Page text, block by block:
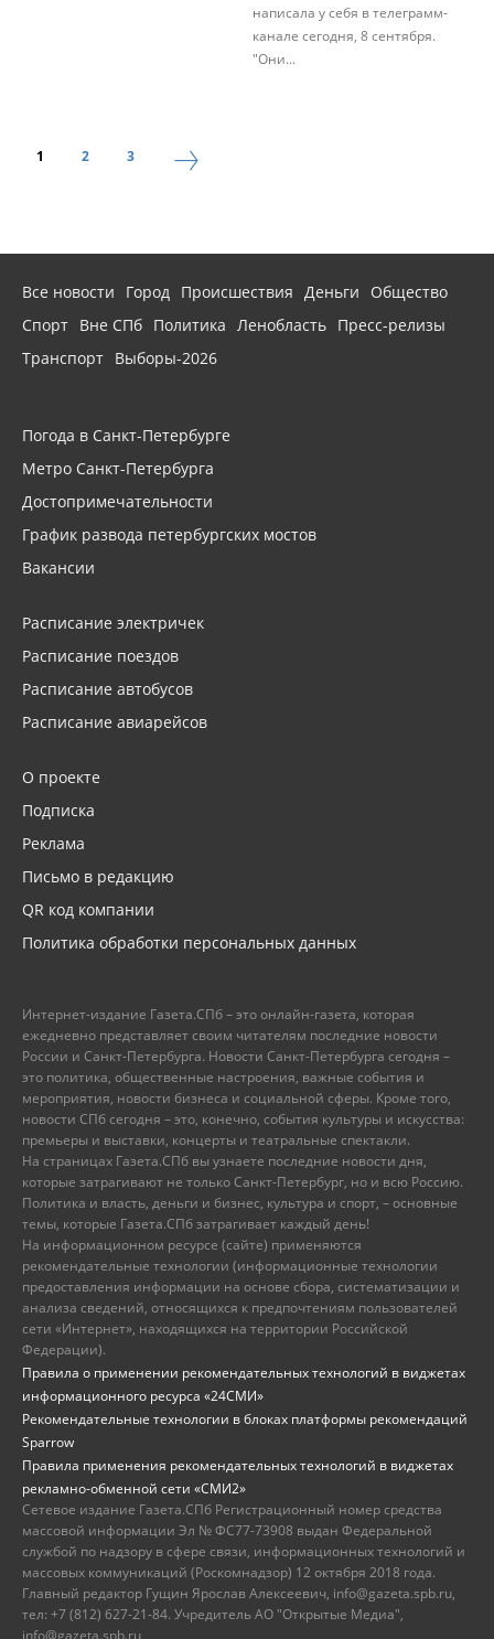
написала у себя в телеграмм-
канале сегодня, 8 сентября.
"Они...
1 2 3
Все новости Город Происшествия Деньги
Общество
Спорт Вне СПб Политика Ленобласть Пресс-релизы
Транспорт Выборы-2026
Погода в Санкт-Петербурге
Метро Санкт-Петербурга
Достопримечательности
График развода петербургских мостов
Вакансии
Расписание электричек
Расписание поездов
Расписание автобусов
Расписание авиарейсов
О проекте
Подписка
Реклама
Письмо в редакцию
QR код компании
Политика обработки персональных данных
Интернет-издание Газета.СПб – это онлайн-газета, которая
ежедневно представляет своим читателям последние новости
России и Санкт-Петербурга. Новости Санкт-Петербурга сегодня –
это политика, общественные настроения, важные события и
мероприятия, новости бизнеса и социальной сферы. Кроме того,
новости СПб сегодня – это, конечно, события культуры и искусства:
премьеры и выставки, концерты и театральные спектакли.
На страницах Газета.СПб вы узнаете последние новости дня,
которые затрагивают не только Санкт-Петербург, но и всю Россию.
Политика и власть, деньги и бизнес, культура и спорт, – основные
темы, которые Газета.СПб затрагивает каждый день!
На информационном ресурсе (сайте) применяются
рекомендательные технологии (информационные технологии
предоставления информации на основе сбора, систематизации и
анализа сведений, относящихся к предпочтениям пользователей
сети «Интернет», находящихся на территории Российской
Федерации).
Правила о применении рекомендательных технологий в виджетах
информационного ресурса «24СМИ»
Рекомендательные технологии в блоках платформы рекомендаций
Sparrow
Правила применения рекомендательных технологий в виджетах
рекламно-обменной сети «СМИ2»
Сетевое издание Газета.СПб Регистрационный номер средства
массовой информации Эл № ФС77-73908 выдан Федеральной
службой по надзору в сфере связи, информационных технологий и
массовых коммуникаций (Роскомнадзор) 12 октября 2018 года.
Главный редактор Гущин Ярослав Алексеевич, info@gazeta.spb.ru,
тел: +7 (812) 627-21-84. Учредитель АО "Открытые Медиа",
info@gazeta.spb.ru